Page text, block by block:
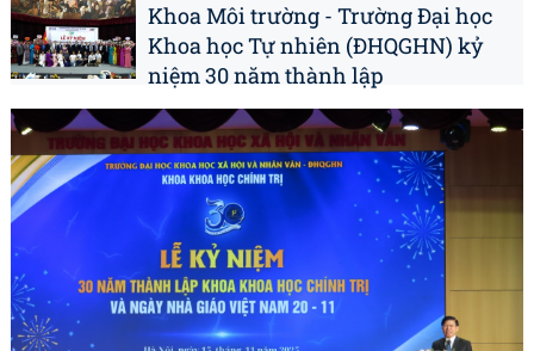
Khoa Môi trường - Trường Đại học
Khoa học Tự nhiên (ĐHQGHN) kỷ
niệm 30 năm thành lập